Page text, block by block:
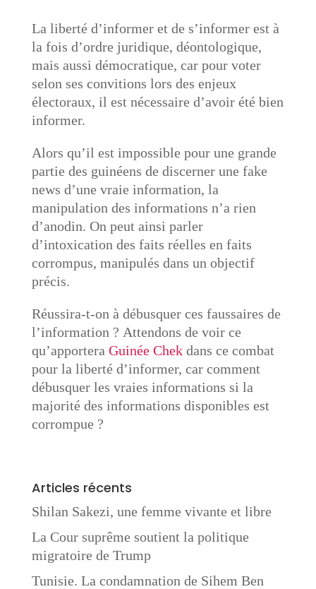
La liberté d’informer et de s’informer est à
la fois d’ordre juridique, déontologique,
mais aussi démocratique, car pour voter
selon ses convitions lors des enjeux
électoraux, il est nécessaire d’avoir été bien
informer.
Alors qu’il est impossible pour une grande
partie des guinéens de discerner une fake
news d’une vraie information, la
manipulation des informations n’a rien
d’anodin. On peut ainsi parler
d’intoxication des faits réelles en faits
corrompus, manipulés dans un objectif
précis.
Réussira-t-on à débusquer ces faussaires de
l’information ? Attendons de voir ce
qu’apportera Guinée Chekdans ce combat
pour la liberté d’informer, car comment
débusquer les vraies informations si la
majorité des informations disponibles est
corrompue ?
Articles récents
Shilan Sakezi, une femme vivante et libre
La Cour suprême soutient la politique
migratoire de Trump
Tunisie. La condamnation de Sihem Ben